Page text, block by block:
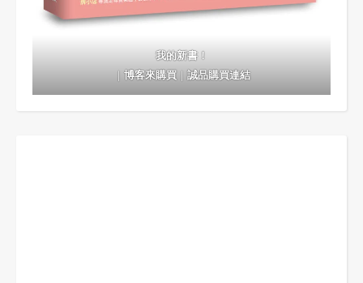
我的新書！
｜博客來購買｜誠品購買連結